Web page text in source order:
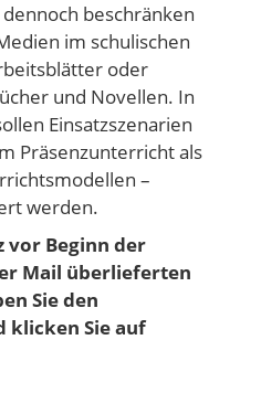
beschränken
im schulischen
oder
und Novellen. In
Einsatzszenarien
Präsenzunterricht als
–
werden.
vor Beginn der
Mail überlieferten
Sie den
klicken Sie auf